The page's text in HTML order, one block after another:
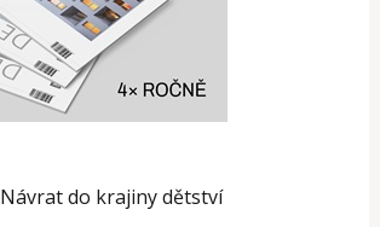
Návrat do krajiny dětství